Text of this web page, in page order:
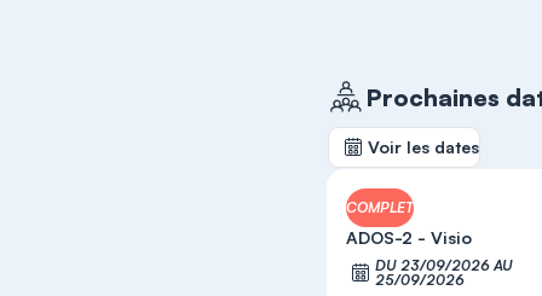
Prochaines
Voir les dates
COMPLET
ADOS-2 - Visio
DU 23/09/2026 AU
25/09/2026